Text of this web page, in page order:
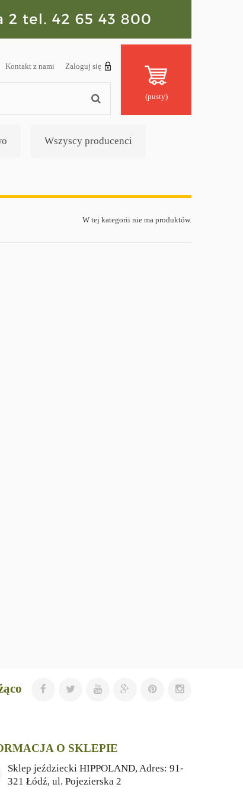
Zaloguj się
Kontakt z nami
(pusty)
Wszyscy producenci
W tej kategorii nie ma produktów.
O SKLEPIE
Sklep jeździecki HIPPOLAND, Adres: 91-
321 Łódź, ul. Pojezierska 2